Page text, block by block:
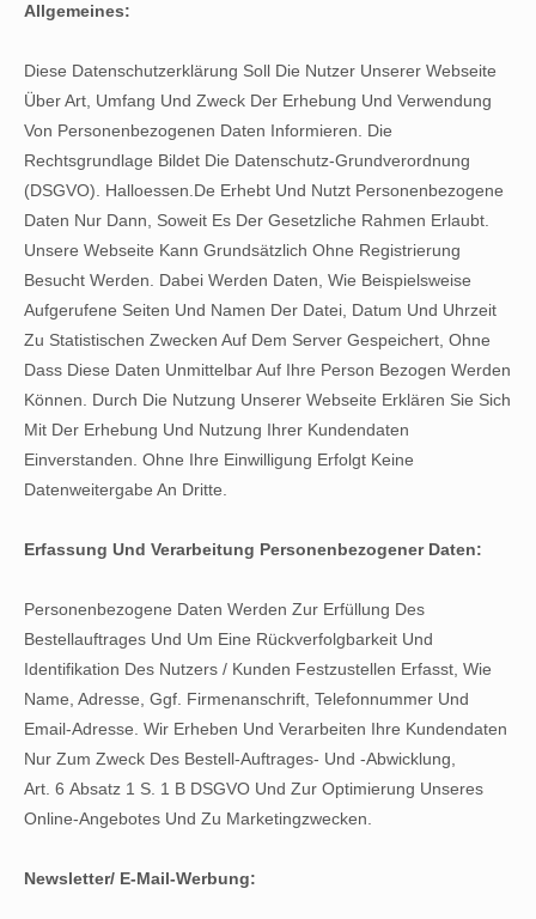
Allgemeines:
Diese Datenschutzerklärung Soll Die Nutzer Unserer Webseite
Über Art, Umfang Und Zweck Der Erhebung Und Verwendung
Von Personenbezogenen Daten Informieren. Die
Rechtsgrundlage Bildet Die Datenschutz-Grundverordnung
(DSGVO). Halloessen.de Erhebt Und Nutzt Personenbezogene
Daten Nur Dann, Soweit Es Der Gesetzliche Rahmen Erlaubt.
Unsere Webseite Kann Grundsätzlich Ohne Registrierung
Besucht Werden. Dabei Werden Daten, Wie Beispielsweise
Aufgerufene Seiten Und Namen Der Datei, Datum Und Uhrzeit
Zu Statistischen Zwecken Auf Dem Server Gespeichert, Ohne
Dass Diese Daten Unmittelbar Auf Ihre Person Bezogen Werden
Können. Durch Die Nutzung Unserer Webseite Erklären Sie Sich
Mit Der Erhebung Und Nutzung Ihrer Kundendaten
Einverstanden. Ohne Ihre Einwilligung Erfolgt Keine
Datenweitergabe An Dritte.
Erfassung Und Verarbeitung Personenbezogener Daten:
Personenbezogene Daten Werden Zur Erfüllung Des
Bestellauftrages Und Um Eine Rückverfolgbarkeit Und
Identifikation Des Nutzers / Kunden Festzustellen Erfasst, Wie
Name, Adresse, Ggf. Firmenanschrift, Telefonnummer Und
Email-Adresse. Wir Erheben Und Verarbeiten Ihre Kundendaten
Nur Zum Zweck Des Bestell-Auftrages- Und -Abwicklung,
Art. 6 Absatz 1 S. 1 B DSGVO Und Zur Optimierung Unseres
Online-Angebotes Und Zu Marketingzwecken.
Newsletter/ E-Mail-Werbung: